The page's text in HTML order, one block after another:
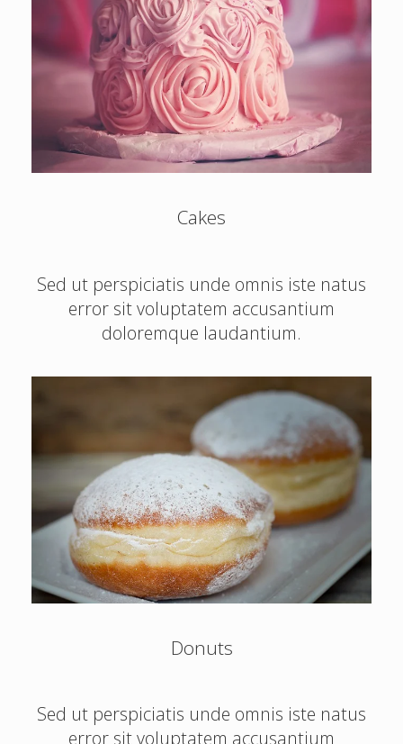
Cakes
Sed ut perspiciatis unde omnis iste natus
error sit voluptatem accusantium
doloremque laudantium.
Donuts
Sed ut perspiciatis unde omnis iste natus
error sit voluptatem accusantium